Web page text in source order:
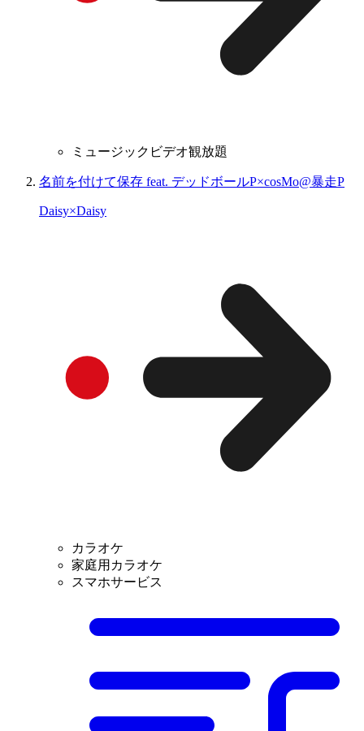
ミュージックビデオ観放題
名前を付けて保存 feat. デッドボールP×cosMo@暴走P
Daisy×Daisy
カラオケ
家庭用カラオケ
スマホサービス